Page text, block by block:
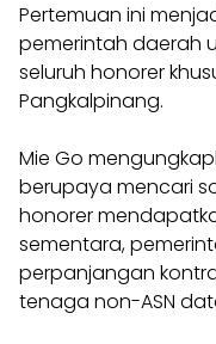
Pertemuan ini
pemerintah daerah
seluruh honorer
Pangkalpinang.
Mie Go
berupaya mencari
honorer
sementara,
perpanjangan
tenaga non-ASN